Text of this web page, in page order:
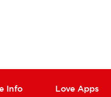
Info Love Apps